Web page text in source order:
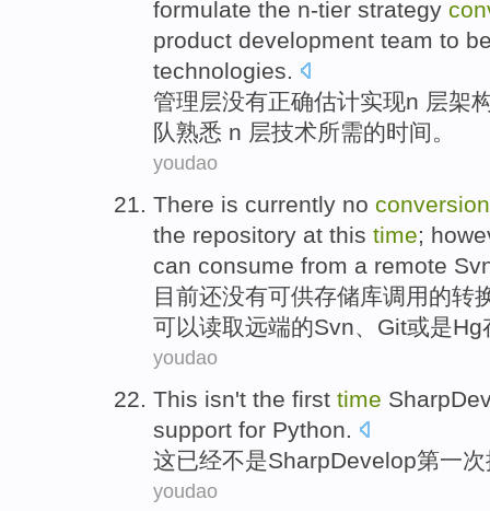
formulate the n-tier strategy
product development team to
technologies.
管理层没有正确估计实现n 层架
队熟悉 n 层技术所需的时间。
youdao
There is currently no conversion
the repository at this time;
can consume from a remote
目前还没有可供存储库调用的转
可以读取远端的Svn、 Git或是Hg
youdao
This isn't the first time
support for Python.
这已经不是SharpDevelop第一次
youdao